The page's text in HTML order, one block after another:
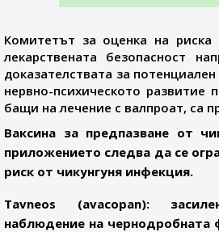
Комитетът за оценка на риска
лекарствената безопасност
доказателствата за
нервно-психическото развитие
бащи на лечение с валпроат, са
Ваксина за предпазване от
приложението следва да се
риск от чикунгуня инфекция.
Tavneos (avacopan):
наблюдение на чернодробната